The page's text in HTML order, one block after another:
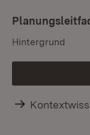
Hintergrund